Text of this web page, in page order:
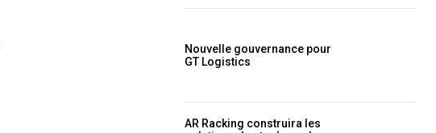
Nouvelle gouvernance pour
GT Logistics
AR Racking construira les